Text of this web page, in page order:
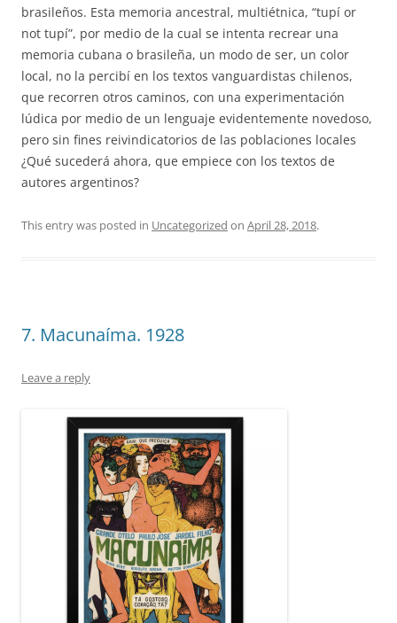
brasileños. Esta memoria ancestral, multiétnica, “tupí or
not tupí”, por medio de la cual se intenta recrear una
memoria cubana o brasileña, un modo de ser, un color
local, no la percibí en los textos vanguardistas chilenos,
que recorren otros caminos, con una experimentación
lúdica por medio de un lenguaje evidentemente novedoso,
pero sin fines reivindicatorios de las poblaciones locales
¿Qué sucederá ahora, que empiece con los textos de
autores argentinos?
This entry was posted in Uncategorized on April 28, 2018.
7. Macunaíma. 1928
Leave a reply